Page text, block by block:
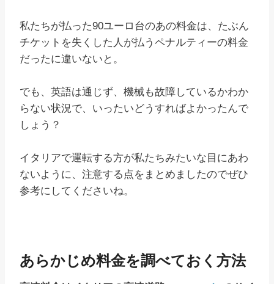
私たちが払った90ユーロ台のあの料金は、たぶん
チケットを失くした人が払うペナルティーの料金
だったに違いないと。
でも、英語は通じず、機械も故障しているかわか
らない状況で、いったいどうすればよかったんで
しょう？
イタリアで運転する方が私たちみたいな目にあわ
ないように、注意する点をまとめましたのでぜひ
参考にしてくださいね。
あらかじめ料金を調べておく方法